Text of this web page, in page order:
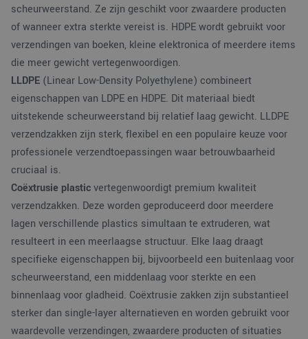
scheurweerstand. Ze zijn geschikt voor zwaardere producten
of wanneer extra sterkte vereist is. HDPE wordt gebruikt voor
verzendingen van boeken, kleine elektronica of meerdere items
die meer gewicht vertegenwoordigen.
LLDPE (Linear Low-Density Polyethylene) combineert
eigenschappen van LDPE en HDPE. Dit materiaal biedt
uitstekende scheurweerstand bij relatief laag gewicht. LLDPE
verzendzakken zijn sterk, flexibel en een populaire keuze voor
professionele verzendtoepassingen waar betrouwbaarheid
cruciaal is.
Coëxtrusie plasticvertegenwoordigt premium kwaliteit
verzendzakken. Deze worden geproduceerd door meerdere
lagen verschillende plastics simultaan te extruderen, wat
resulteert in een meerlaagse structuur. Elke laag draagt
specifieke eigenschappen bij, bijvoorbeeld een buitenlaag voor
scheurweerstand, een middenlaag voor sterkte en een
binnenlaag voor gladheid. Coëxtrusie zakken zijn substantieel
sterker dan single-layer alternatieven en worden gebruikt voor
waardevolle verzendingen, zwaardere producten of situaties